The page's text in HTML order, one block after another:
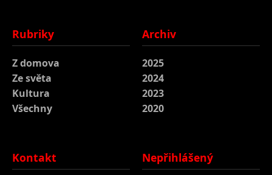
Rubriky
Z domova
Ze světa
Kultura
Všechny
Archiv
2025
2024
2023
2020
Kontakt Nepřihlášený